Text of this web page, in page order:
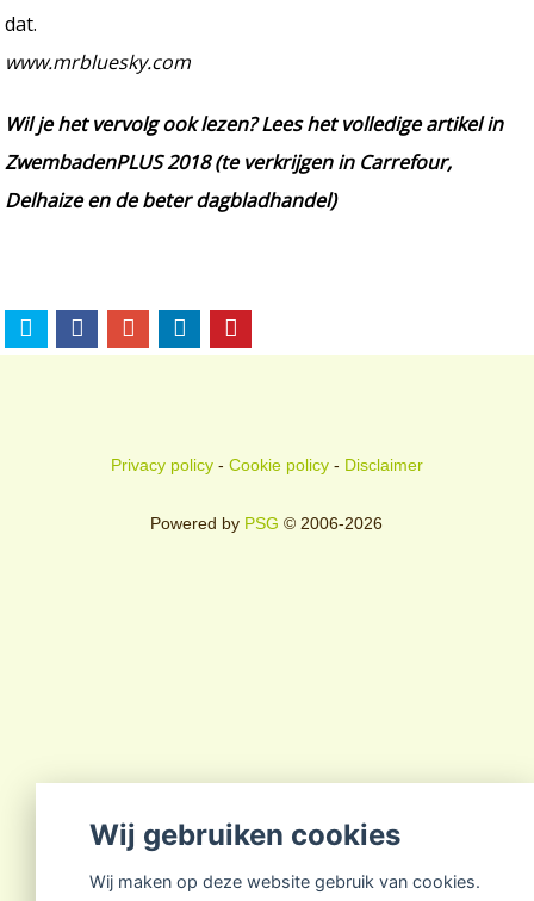
dat.
www.mrbluesky.com
Wil je het vervolg ook lezen? Lees het volledige artikel in
ZwembadenPLUS 2018 (te verkrijgen in Carrefour,
Delhaize en de beter dagbladhandel)
Privacy policy- Cookie policy- Disclaimer
Powered by PSG © 2006-2026
Wij gebruiken cookies
Wij maken op deze website gebruik van cookies.